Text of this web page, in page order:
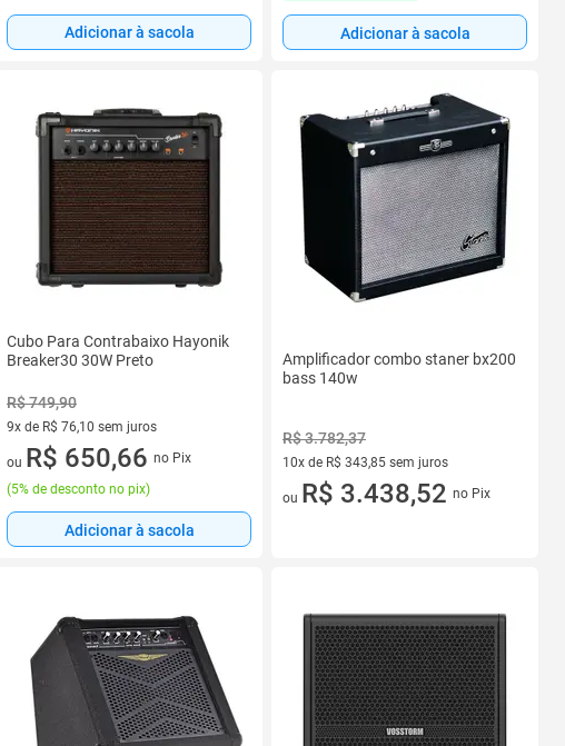
Adicionar à sacola Adicionar à sacola
Cubo Para Contrabaixo Hayonik
Breaker30 30W Preto
R$ 749,90
9x de R$ 76,10 sem juros
9 vez de R$ 76,10 sem juros
ou R$ 650,66 no Pix
(5% de desconto no pix)
Adicionar à sacola
Amplificador combo staner bx200
bass 140w
R$ 3.782,37
10x de R$ 343,85 sem juros
10 vez de R$ 343,85 sem juros
ou R$ 3.438,52 no Pix